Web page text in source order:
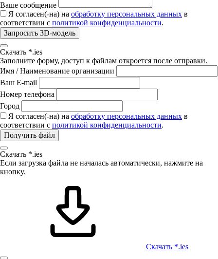
Ваше сообщение
Я согласен(-на) на обработку персональных данных в
соответствии с политикой конфиденциальности.
Запросить 3D-модель
Скачать *.ies
Заполните форму, доступ к файлам откроется после отправки.
Имя / Наименование организации
Ваш E-mail
Номер телефона
Город
Я согласен(-на) на обработку персональных данных в
соответствии с политикой конфиденциальности.
Получить файл
Скачать *.ies
Если загрузка файла не началась автоматически, нажмите на
кнопку.
Скачать *.ies